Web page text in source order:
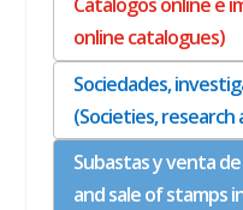
online catalogues)
Sociedades,
(Societies,
Subastas y venta
and sale of stamps